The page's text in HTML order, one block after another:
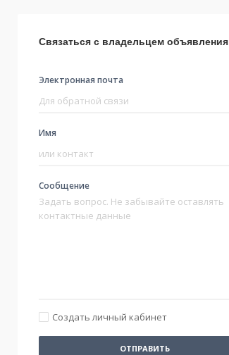
Связаться с владельцем объявления
Электронная почта
Имя
Сообщение
Создать личный кабинет
ОТПРАВИТЬ